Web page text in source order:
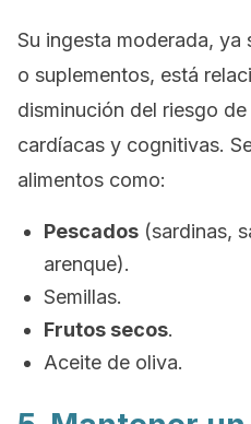
Su ingesta moderada, ya
o suplementos, está
disminución del riesgo
cardíacas y cognitivas.
alimentos como:
Pescados (sardinas,
arenque).
Semillas.
Frutos secos.
Aceite de oliva.